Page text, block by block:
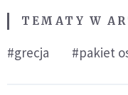
TEMATY W
#grecja #pakiet